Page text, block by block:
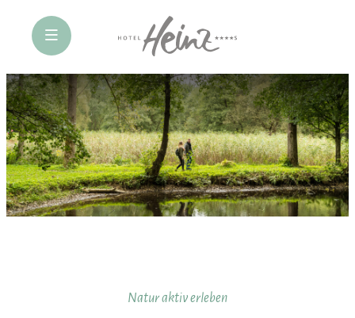
öffne Navigation
Natur aktiv erleben